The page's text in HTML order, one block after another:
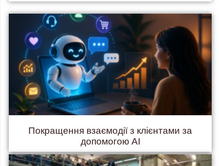
Покращення взаємодії з клієнтами за
допомогою AI